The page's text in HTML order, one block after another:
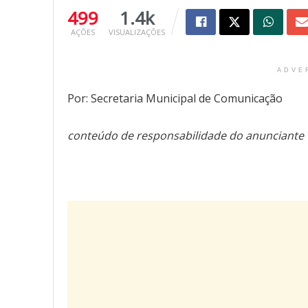
499
AÇÕES
1.4k
VISUALIZAÇÕES
Por: Secretaria Municipal de Comunicação
conteúdo de responsabilidade do anunciante